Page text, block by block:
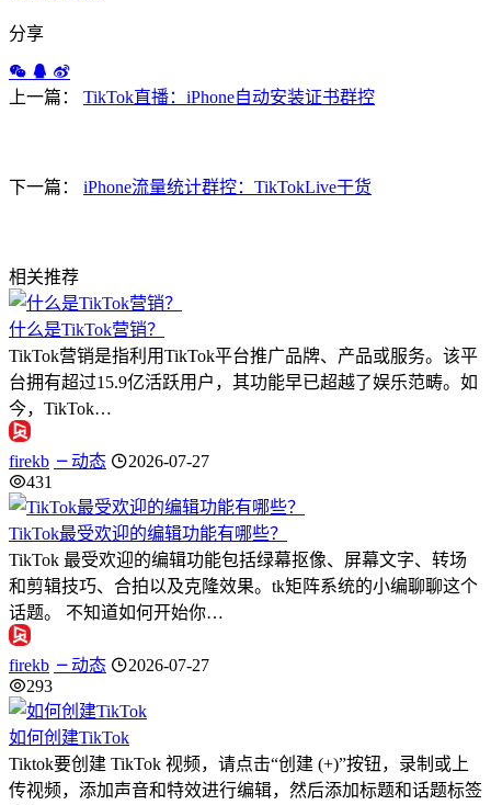
分享
上一篇： TikTok直播：iPhone自动安装证书群控
下一篇： iPhone流量统计群控：TikTokLive干货
相关推荐
什么是TikTok营销？
TikTok营销是指利用TikTok平台推广品牌、产品或服务。该平
台拥有超过15.9亿活跃用户，其功能早已超越了娱乐范畴。如
今，TikTok…
firekb 动态
2026-07-27
431
TikTok最受欢迎的编辑功能有哪些？
TikTok 最受欢迎的编辑功能包括绿幕抠像、屏幕文字、转场
和剪辑技巧、合拍以及克隆效果。tk矩阵系统的小编聊聊这个
话题。 不知道如何开始你…
firekb 动态
2026-07-27
293
如何创建TikTok
Tiktok要创建 TikTok 视频，请点击“创建 (+)”按钮，录制或上
传视频，添加声音和特效进行编辑，然后添加标题和话题标签